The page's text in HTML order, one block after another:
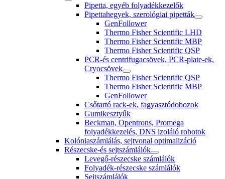
Pipetta, egyéb folyadékkezelők
Pipettahegyek, szerológiai pipetták
GenFollower
Thermo Fisher Scientific LHD
Thermo Fisher Scientific MBP
Thermo Fisher Scientific QSP
PCR-és centrifugacsövek, PCR-plate-ek,
Cryocsövek
Thermo Fisher Scientific QSP
Thermo Fisher Scientific MBP
GenFollower
Csőtartó rack-ek, fagyasztódobozok
Gumikesztyűk
Beckman, Opentrons, Promega
folyadékkezelés, DNS izoláló robotok
Kolóniaszámlálás, sejtvonal optimalizáció
Részecske-és sejtszámlálók
Levegő-részecske számlálók
Folyadék-részecske számlálók
Sejtszámlálók